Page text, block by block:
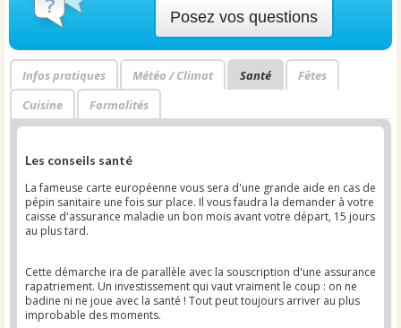
Posez vos questions
Infos pratiques Météo / Climat Santé
Fêtes
Cuisine
Formalités
Les conseils santé
La fameuse carte européenne vous sera d'une grande aide en cas de
pépin sanitaire une fois sur place. Il vous faudra la demander à votre
caisse d'assurance maladie un bon mois avant votre départ, 15 jours
au plus tard.
Cette démarche ira de parallèle avec la souscription d'une assurance
rapatriement. Un investissement qui vaut vraiment le coup : on ne
badine ni ne joue avec la santé ! Tout peut toujours arriver au plus
improbable des moments.